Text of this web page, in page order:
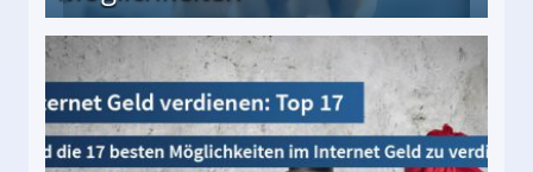
besten Möglichkeiten